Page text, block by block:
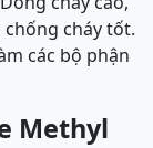
cháy tốt.
các bộ phận
Methyl